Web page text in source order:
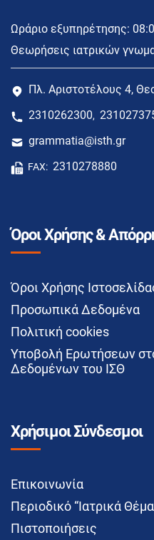
Ωράριο εξυπηρέτησης:
Θεωρήσεις ιατρικών
Πλ. Αριστοτέλους 4,
2310262300,
grammatia@isth.gr
FAX: 2310278880
Όροι Χρήσης &
Όροι Χρήσης
Προσωπικά Δεδομένα
Πολιτική cookies
Υποβολή Ερωτήσεων
Δεδομένων του ΙΣΘ
Χρήσιμοι Σύνδεσμοι
Επικοινωνία
Περιοδικό “Ιατρικά
Πιστοποιήσεις